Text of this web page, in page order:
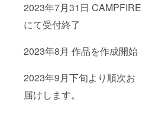
2023年7月31日 CAMPFIRE
にて受付終了
2023年8月 作品を作成開始
2023年9月下旬より順次お
届けします。